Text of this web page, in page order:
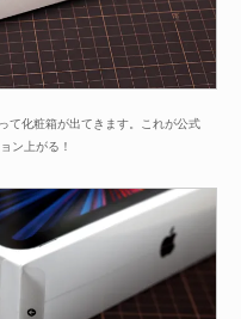
て化粧箱が出てきます。これが公式
ン上がる！